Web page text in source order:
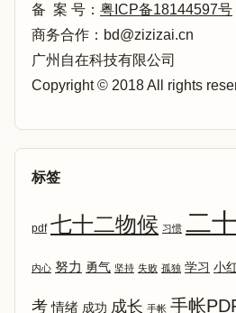
备 案 号： 粤ICP备18144597号
商务合作：bd@zizizai.cn
广州自在科技有限公司
Copyright © 2018 All rights
标签
pdf 七十二物候 习惯 二
内心 努力 勇气 坚持 失败 孤独 学习 小
考 情绪 成功 成长 手帐 手帐